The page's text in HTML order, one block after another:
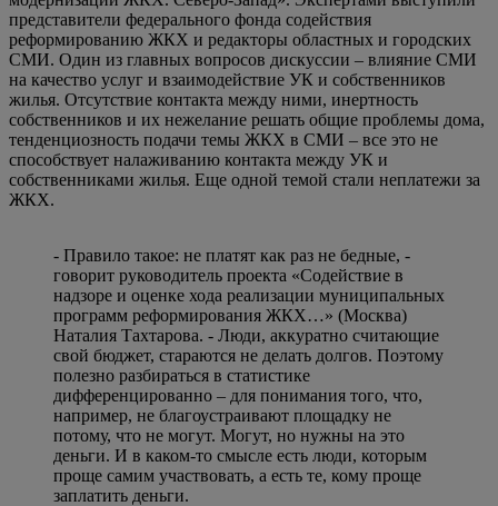
представители федерального фонда содействия
реформированию ЖКХ и редакторы областных и городских
СМИ. Один из главных вопросов дискуссии – влияние СМИ
на качество услуг и взаимодействие УК и собственников
жилья. Отсутствие контакта между ними, инертность
собственников и их нежелание решать общие проблемы дома,
тенденциозность подачи темы ЖКХ в СМИ – все это не
способствует налаживанию контакта между УК и
собственниками жилья. Еще одной темой стали неплатежи за
ЖКХ.
- Правило такое: не платят как раз не бедные, -
говорит руководитель проекта «Содействие в
надзоре и оценке хода реализации муниципальных
программ реформирования ЖКХ…» (Москва)
Наталия Тахтарова. - Люди, аккуратно считающие
свой бюджет, стараются не делать долгов. Поэтому
полезно разбираться в статистике
дифференцированно – для понимания того, что,
например, не благоустраивают площадку не
потому, что не могут. Могут, но нужны на это
деньги. И в каком-то смысле есть люди, которым
проще самим участвовать, а есть те, кому проще
заплатить деньги.